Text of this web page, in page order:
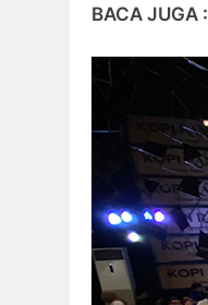
BACA JUGA :